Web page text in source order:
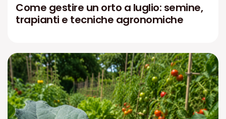
Come gestire un orto a luglio: semine,
trapianti e tecniche agronomiche